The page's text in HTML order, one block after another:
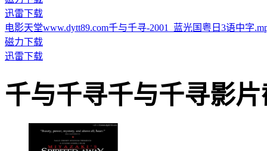
迅雷下载
电影天堂www.dytt89.com千与千寻-2001_蓝光国粤日3语中字
磁力下载
迅雷下载
千与千寻千与千寻影片